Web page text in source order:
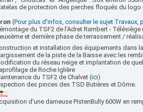
de protection des perches floqués du logo
(Pour plus d'infos, consulter le sujet Travaux,
du TSF2 de l'Adret Rambert -
et dernière phase de terrassement /
et installation des équipements dans
de la piste de la Baisse avec les
du réseau neige et implantation de
de Roche Iglière
du TSF2 de Chalvet (ici)
des pinces des TSD Butières et Dôme.
d'une dameuse PistenBully 600W en